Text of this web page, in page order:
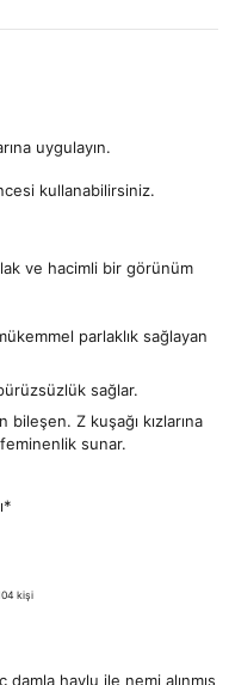
uygulayın.
kullanabilirsiniz.
ve hacimli bir görünüm
parlaklık sağlayan
sağlar.
Z kuşağı kızlarına
sunar.
kişi
damla havlu ile nemi alınmış